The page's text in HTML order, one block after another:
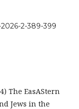
2-389-399
The EasAStern
Jews in the